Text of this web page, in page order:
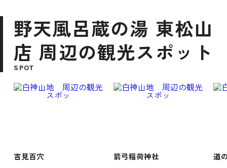
野天風呂蔵の湯 東松山
店 周辺の観光スポット
SPOT
吉見百穴 箭弓稲荷神社 道